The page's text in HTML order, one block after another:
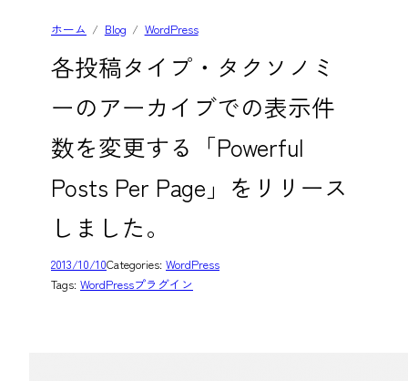
ホーム Blog WordPress
各投稿タイプ・タクソノミ
ーのアーカイブでの表示件
数を変更する「Powerful
Posts Per Page」をリリース
しました。
2013/10/10Categories: WordPress
Tags: WordPressプラグイン